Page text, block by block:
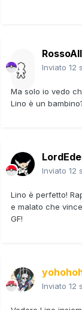
Inviato 12
Ma solo io vedo
Lino è un
Inviato 12
Lino è perfetto!
e malato che
GF!
Inviato 12